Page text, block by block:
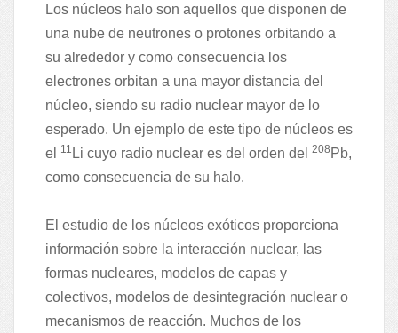
Los núcleos halo son aquellos que disponen de
una nube de neutrones o protones orbitando a
su alrededor y como consecuencia los
electrones orbitan a una mayor distancia del
núcleo, siendo su radio nuclear mayor de lo
esperado. Un ejemplo de este tipo de núcleos es
el
11 Li cuyo radio nuclear es del orden del 208 Pb,
como consecuencia de su halo.
El estudio de los núcleos exóticos proporciona
información sobre la interacción nuclear, las
formas nucleares, modelos de capas y
colectivos, modelos de desintegración nuclear o
mecanismos de reacción. Muchos de los